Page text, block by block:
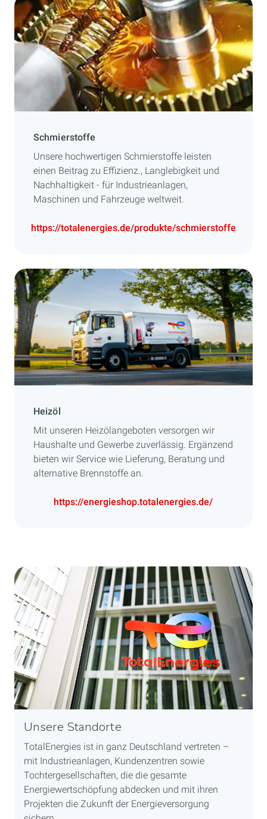
Schmierstoffe
Unsere hochwertigen Schmierstoffe leisten
einen Beitrag zu Effizienz., Langlebigkeit und
Nachhaltigkeit - für Industrieanlagen,
Maschinen und Fahrzeuge weltweit.
https://totalenergies.de/produkte/schmierstoffe
Heizöl
Mit unseren Heizölangeboten versorgen wir
Haushalte und Gewerbe zuverlässig. Ergänzend
bieten wir Service wie Lieferung, Beratung und
alternative Brennstoffe an.
https://energieshop.totalenergies.de/
Unsere Standorte
TotalEnergies ist in ganz Deutschland vertreten –
mit Industrieanlagen, Kundenzentren sowie
Tochtergesellschaften, die die gesamte
Energiewertschöpfung abdecken und mit ihren
Projekten die Zukunft der Energieversorgung